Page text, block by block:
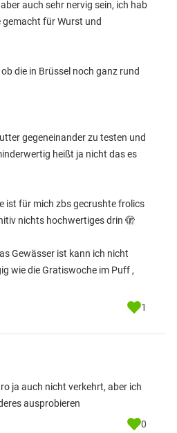
auch sehr nervig sein, ich hab
für Wurst und
die in Brüssel noch ganz rund
gegeneinander zu testen und
heißt ja nicht das es
ist für mich zbs gecrushte frolics
nichts hochwertiges drin 🫣
Gewässer ist kann ich nicht
wie die Gratiswoche im Puff ,
1
ja auch nicht verkehrt, aber ich
ausprobieren
0